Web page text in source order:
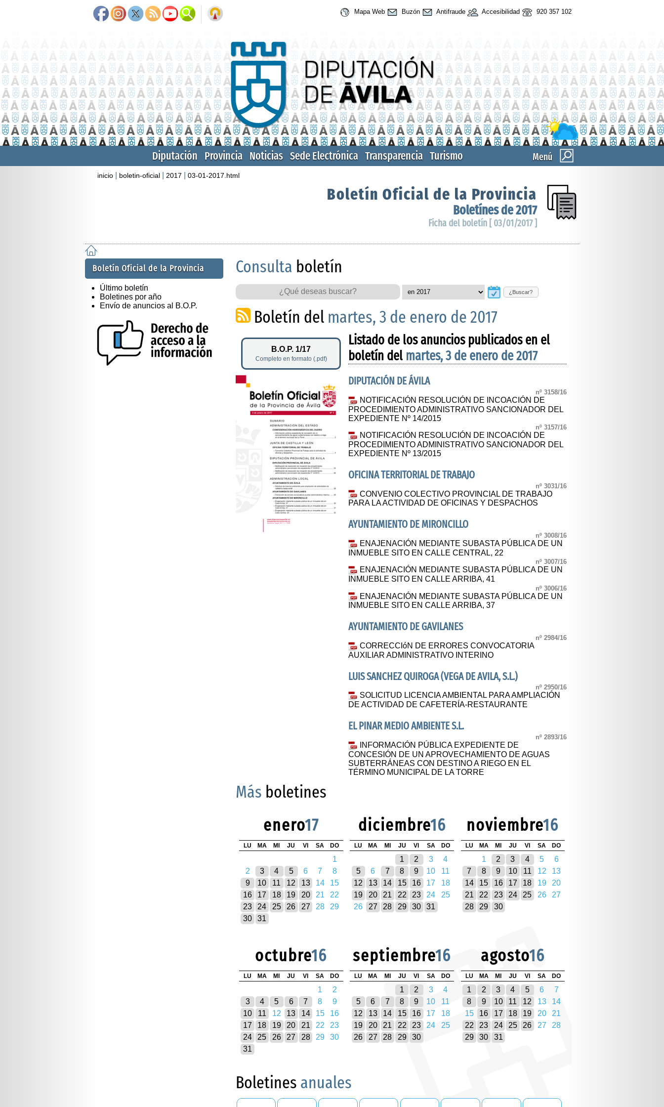
Mapa Web Buzón Antifraude Accesibilidad 920 357 102
Menú
Diputación Provincia Noticias Sede Electrónica Transparencia Turismo
inicio boletin-oficial 2017 03-01-2017.html
Boletín Oficial de la Provincia
Boletínes de 2017
Ficha del boletín [ 03/01/2017 ]
Boletín Oficial de la Provincia
Último boletín
Boletines por año
Envío de anuncios al B.O.P.
Consulta boletín
¿Buscar?
Boletín del martes, 3 de enero de 2017
B.O.P. 1/17
Completo en formato (.pdf)
Listado de los anuncios publicados en el
boletín del martes, 3 de enero de 2017
DIPUTACIÓN DE ÁVILA
nº 3158/16
NOTIFICACIÓN RESOLUCIÓN DE INCOACIÓN DE
PROCEDIMIENTO ADMINISTRATIVO SANCIONADOR DEL
EXPEDIENTE Nº 14/2015
nº 3157/16
NOTIFICACIÓN RESOLUCIÓN DE INCOACIÓN DE
PROCEDIMIENTO ADMINISTRATIVO SANCIONADOR DEL
EXPEDIENTE Nº 13/2015
OFICINA TERRITORIAL DE TRABAJO
nº 3031/16
CONVENIO COLECTIVO PROVINCIAL DE TRABAJO
PARA LA ACTIVIDAD DE OFICINAS Y DESPACHOS
AYUNTAMIENTO DE MIRONCILLO
nº 3008/16
ENAJENACIÓN MEDIANTE SUBASTA PÚBLICA DE UN
INMUEBLE SITO EN CALLE CENTRAL, 22
nº 3007/16
ENAJENACIÓN MEDIANTE SUBASTA PÚBLICA DE UN
INMUEBLE SITO EN CALLE ARRIBA, 41
nº 3006/16
ENAJENACIÓN MEDIANTE SUBASTA PÚBLICA DE UN
INMUEBLE SITO EN CALLE ARRIBA, 37
AYUNTAMIENTO DE GAVILANES
nº 2984/16
CORRECCIóN DE ERRORES CONVOCATORIA
AUXILIAR ADMINISTRATIVO INTERINO
LUIS SANCHEZ QUIROGA (VEGA DE AVILA, S.L.)
nº 2950/16
SOLICITUD LICENCIA AMBIENTAL PARA AMPLIACIÓN
DE ACTIVIDAD DE CAFETERÍA-RESTAURANTE
EL PINAR MEDIO AMBIENTE S.L.
nº 2893/16
INFORMACIÓN PÚBLICA EXPEDIENTE DE
CONCESIÓN DE UN APROVECHAMIENTO DE AGUAS
SUBTERRÁNEAS CON DESTINO A RIEGO EN EL
TÉRMINO MUNICIPAL DE LA TORRE
Más boletines
enero17
LU MA MI JU VI SA DO
1
2
3 4 5 6 7
8
9
10 11 12 13 14
15
16
17 18 19 20 21
22
23
24 25 26 27 28
29
30
31
diciembre16
LU MA MI JU VI SA DO
1 2 3
4
5
6 7 8 9 10
11
12
13 14 15 16 17
18
19
20 21 22 23 24
25
26
27 28 29 30 31
noviembre16
LU MA MI JU VI SA DO
1 2 3 4 5
6
7
8 9 10 11 12
13
14
15 16 17 18 19
20
21
22 23 24 25 26
27
28
29 30
octubre16
LU MA MI JU VI SA DO
1
2
3
4 5 6 7 8
9
10
11 12 13 14 15
16
17
18 19 20 21 22
23
24
25 26 27 28 29
30
31
septiembre16
LU MA MI JU VI SA DO
1 2 3
4
5
6 7 8 9 10
11
12
13 14 15 16 17
18
19
20 21 22 23 24
25
26
27 28 29 30
agosto16
LU MA MI JU VI SA DO
1 2 3 4 5 6
7
8
9 10 11 12 13
14
15
16 17 18 19 20
21
22
23 24 25 26 27
28
29
30 31
Boletines anuales